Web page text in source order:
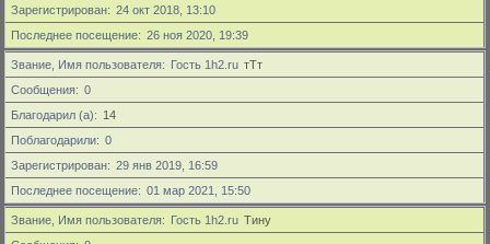
Зарегистрирован
24 окт 2018, 13:10
Последнее посещение
26 ноя 2020, 19:39
Звание, Имя пользователя Гость 1h2.ru тТт
Сообщения
0
Благодарил (а)
14
Поблагодарили
0
Зарегистрирован
29 янв 2019, 16:59
Последнее посещение
01 мар 2021, 15:50
Звание, Имя пользователя Гость 1h2.ru Тину